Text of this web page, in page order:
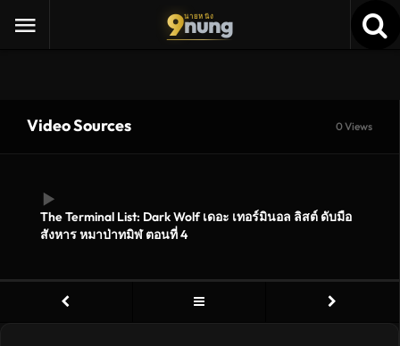
9นายหนัง
nung
Video Sources 0 Views
The Terminal List: Dark Wolf เดอะ เทอร์มินอล ลิสต์ ดับมือ
สังหาร หมาป่าทมิฬ ตอนที่ 4